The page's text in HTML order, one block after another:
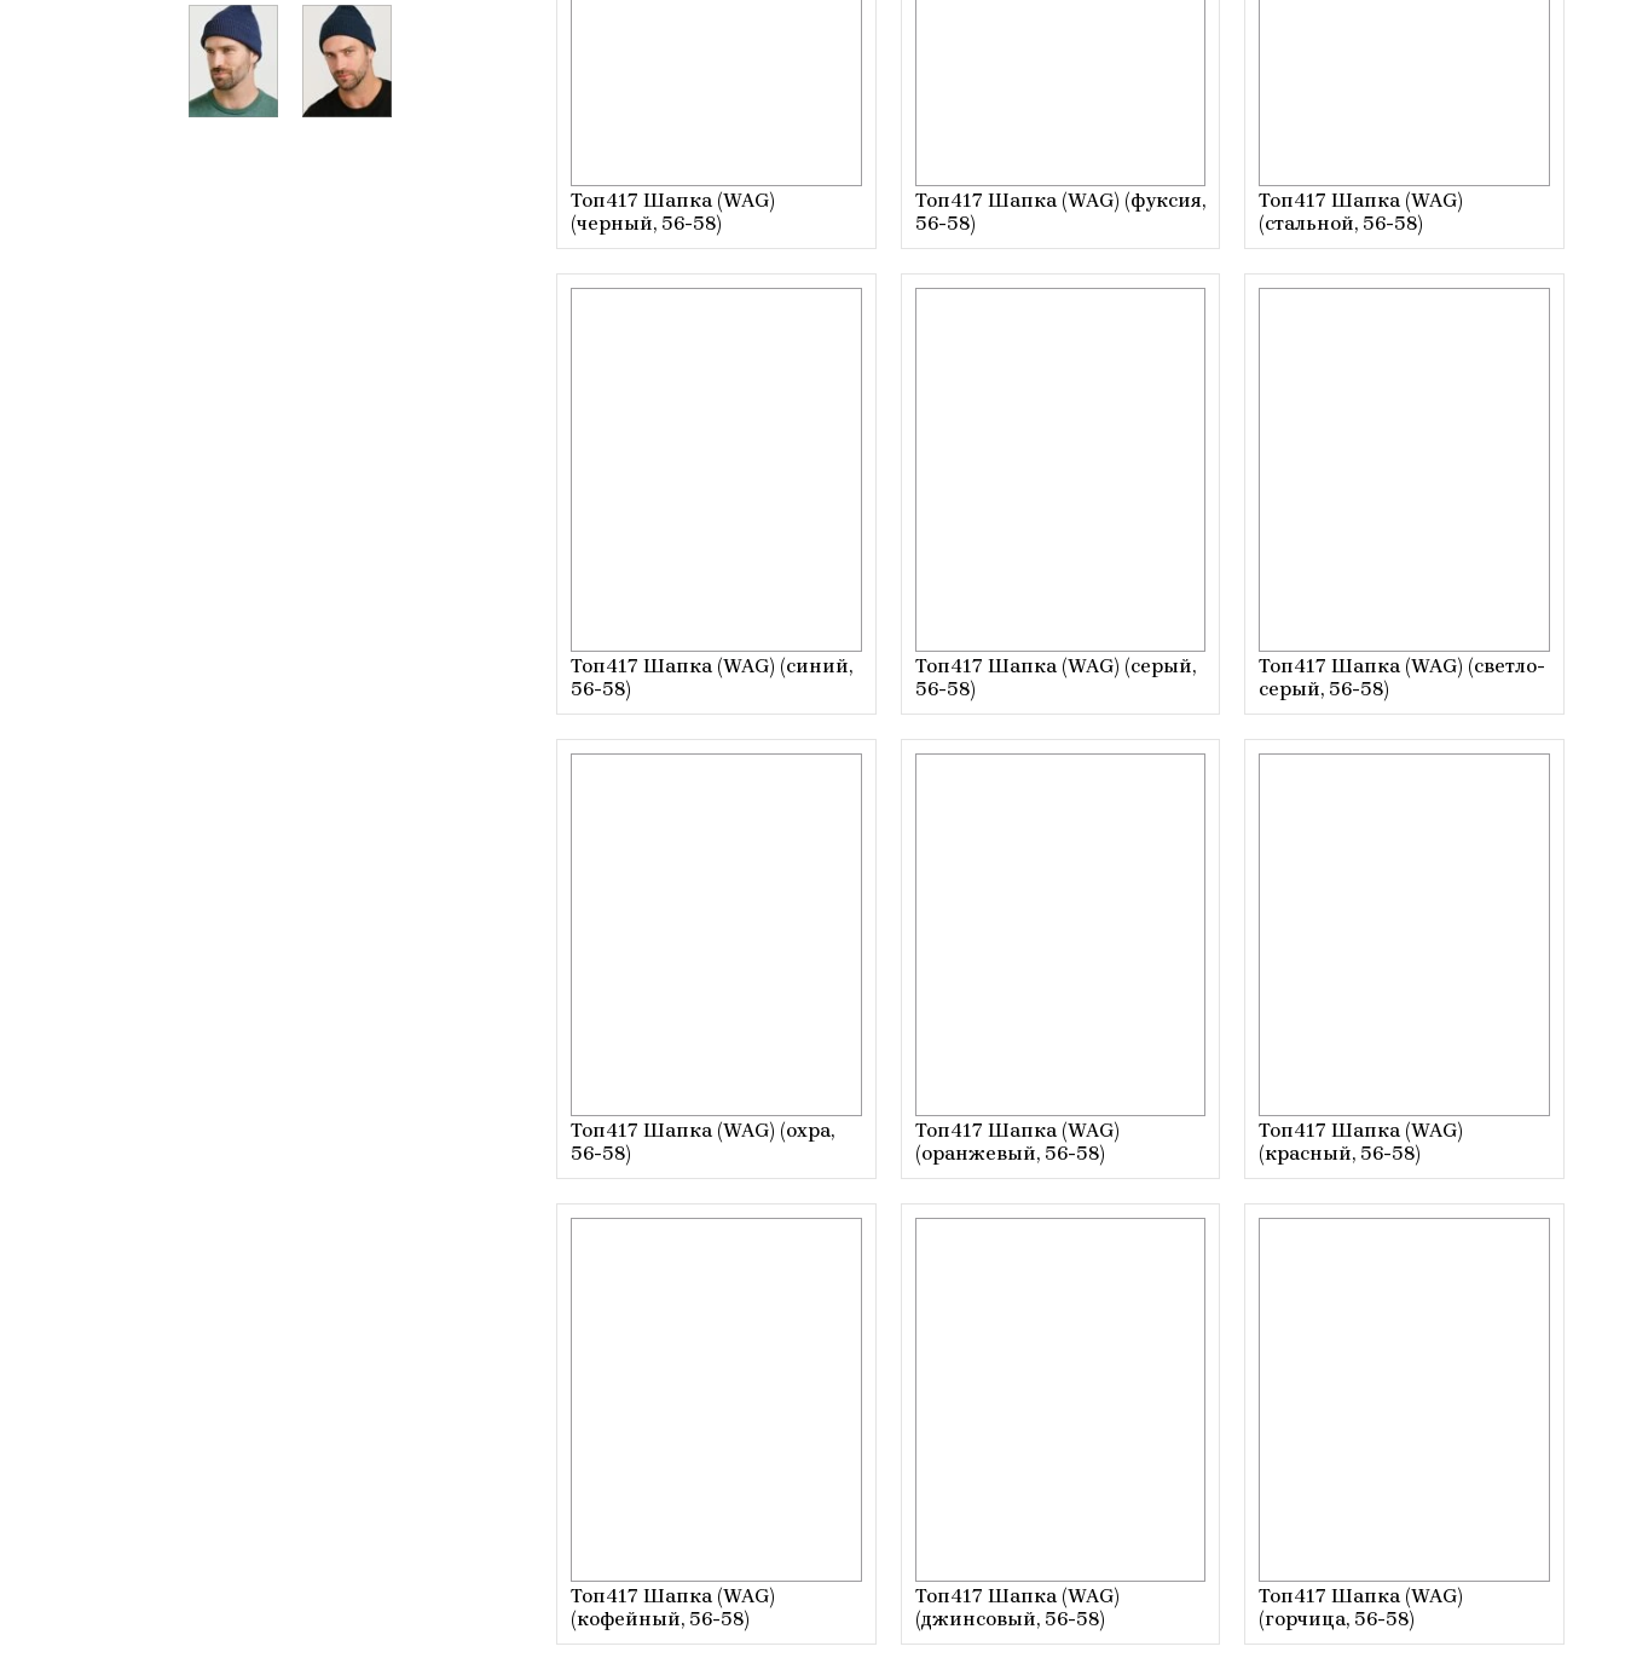
Топ417 Шапка (WAG)
(черный, 56-58)
Топ417 Шапка (WAG) (фуксия,
56-58)
Топ417 Шапка (WAG)
(стальной, 56-58)
Топ417 Шапка (WAG) (синий,
56-58)
Топ417 Шапка (WAG) (серый,
56-58)
Топ417 Шапка (WAG) (светло-
серый, 56-58)
Топ417 Шапка (WAG) (охра,
56-58)
Топ417 Шапка (WAG)
(оранжевый, 56-58)
Топ417 Шапка (WAG)
(красный, 56-58)
Топ417 Шапка (WAG)
(кофейный, 56-58)
Топ417 Шапка (WAG)
(джинсовый, 56-58)
Топ417 Шапка (WAG)
(горчица, 56-58)